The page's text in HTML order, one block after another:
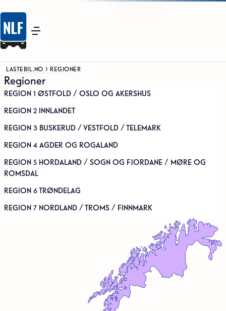
LASTEBIL.NO REGIONER
Regioner
REGION 1 ØSTFOLD / OSLO OG AKERSHUS
REGION 2 INNLANDET
REGION 3 BUSKERUD / VESTFOLD / TELEMARK
REGION 4 AGDER OG ROGALAND
REGION 5 HORDALAND / SOGN OG FJORDANE / MØRE OG
ROMSDAL
REGION 6 TRØNDELAG
REGION 7 NORDLAND / TROMS / FINNMARK